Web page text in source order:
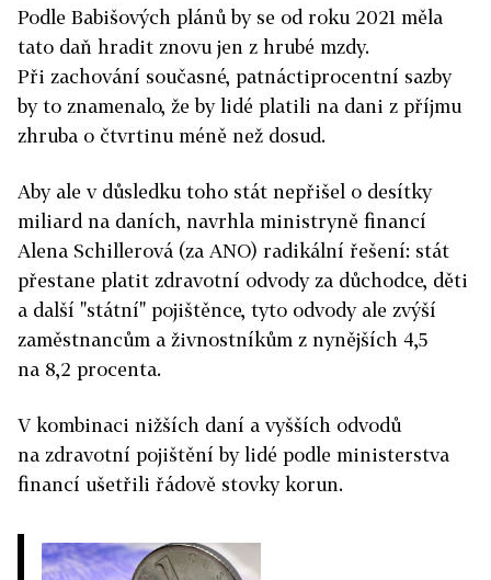
Podle Babišových plánů by se od roku 2021 měla
tato daň hradit znovu jen z hrubé mzdy.
Při zachování současné, patnáctiprocentní sazby
by to znamenalo, že by lidé platili na dani z příjmu
zhruba o čtvrtinu méně než dosud.
Aby ale v důsledku toho stát nepřišel o desítky
miliard na daních, navrhla ministryně financí
Alena Schillerová (za ANO) radikální řešení: stát
přestane platit zdravotní odvody za důchodce, děti
a další "státní" pojištěnce, tyto odvody ale zvýší
zaměstnancům a živnostníkům z nynějších 4,5
na 8,2 procenta.
V kombinaci nižších daní a vyšších odvodů
na zdravotní pojištění by lidé podle ministerstva
financí ušetřili řádově stovky korun.